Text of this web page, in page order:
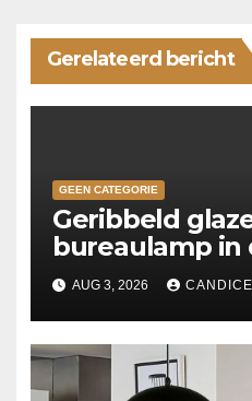
Gerelateerd bericht
GEEN CATEGORIE
Geribbeld
bureaulamp in
AUG 3, 2026 CANDICE